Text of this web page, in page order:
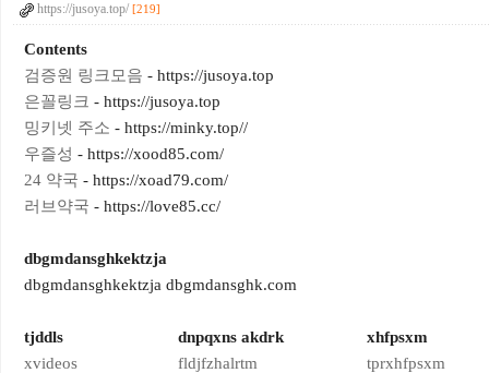
https://jusoya.top/ [219]
Contents
검증원 링크모음 - https://jusoya.top
은꼴링크 - https://jusoya.top
밍키넷 주소 - https://minky.top//
우즐성 - https://xood85.com/
24 약국 - https://xoad79.com/
러브약국 - https://love85.cc/
dbgmdansghkektzja
dbgmdansghkektzja dbgmdansghk.com
tjddls
xvideos
dnpqxns akdrk
fldjfzhalrtm
xhfpsxm
tprxhfpsxm